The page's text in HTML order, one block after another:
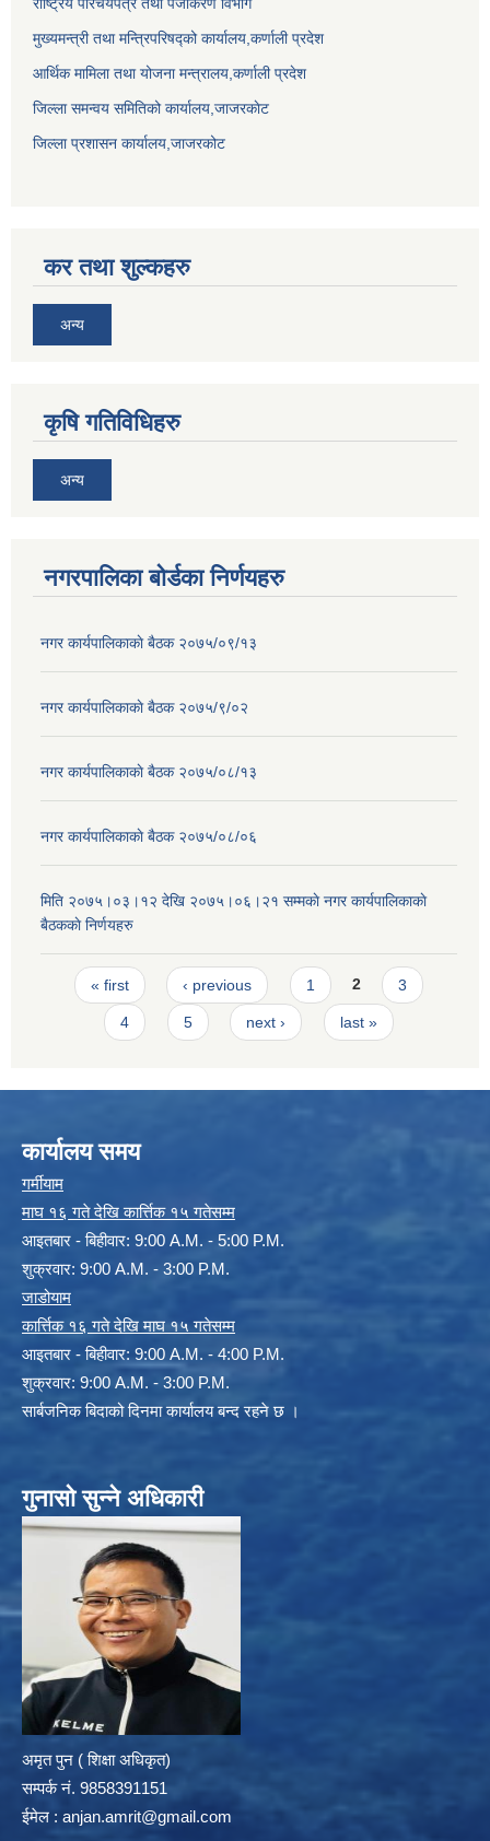
मुख्यमन्त्री तथा मन्त्रिपरिषद्को कार्यालय,कर्णाली प्रदेश
आर्थिक मामिला तथा योजना मन्त्रालय,कर्णाली प्रदेश
जिल्ला समन्वय समितिको कार्यालय,जाजरकाेट
जिल्ला प्रशासन कार्यालय,जाजरकोट
कर तथा शुल्कहरु
अन्य
कृषि गतिविधिहरु
अन्य
नगरपालिका बोर्डका निर्णयहरु
नगर कार्यपालिकाकाे बैठक २०७५/०९/१३
नगर कार्यपालिकाकाे बैठक २०७५/९/०२
नगर कार्यपालिकाकाे बैठक २०७५/०८/१३
नगर कार्यपालिकाकाे बैठक २०७५/०८/०६
मिति २०७५।०३।१२ देखि २०७५।०६।२१ सम्मकाे नगर कार्यपालिकाकाे
बैठककाे निर्णयहरु
Pages
« first ‹ previous 1 2 3
4 5 next › last »
कार्यालय समय
गर्मीयाम
माघ १६ गते देखि कार्त्तिक १५ गतेसम्म
आइतबार - बिहीवार: 9:00 A.M. - 5:00 P.M.
शुक्रवार: 9:00 A.M. - 3:00 P.M.
जाडोयाम
कार्त्तिक १६ गते देखि माघ १५ गतेसम्म
आइतबार - बिहीवार: 9:00 A.M. - 4:00 P.M.
शुक्रवार: 9:00 A.M. - 3:00 P.M.
सार्बजनिक बिदाको दिनमा कार्यालय बन्द रहने छ ।
गुनासो सुन्ने अधिकारी
अमृत पुन ( शिक्षा अधिकृत)
सम्पर्क न‌ं. 9858391151
ईमेल : anjan.amrit@gmail.com